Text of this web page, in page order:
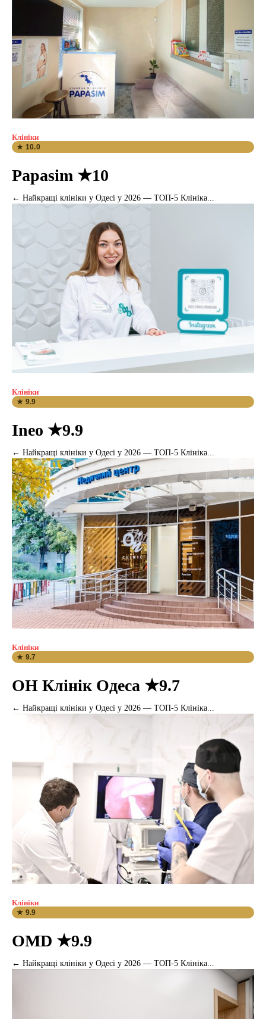
Клініки
★ 10.0
Papasim ★10
← Найкращі клініки у Одесі у 2026 — ТОП-5 Клініка...
Клініки
★ 9.9
Ineo ★9.9
← Найкращі клініки у Одесі у 2026 — ТОП-5 Клініка...
Клініки
★ 9.7
ОН Клінік Одеса ★9.7
← Найкращі клініки у Одесі у 2026 — ТОП-5 Клініка...
Клініки
★ 9.9
OMD ★9.9
← Найкращі клініки у Одесі у 2026 — ТОП-5 Клініка...